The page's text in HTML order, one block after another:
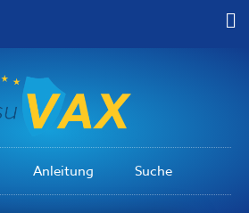
Anleitung Suche